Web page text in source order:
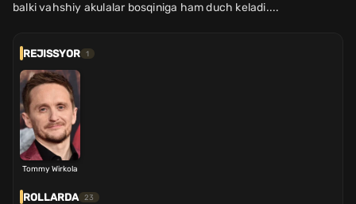
balki vahshiy akulalar bosqiniga ham duch keladi....
REJISSYOR 1
Tommy Wirkola
ROLLARDA 23